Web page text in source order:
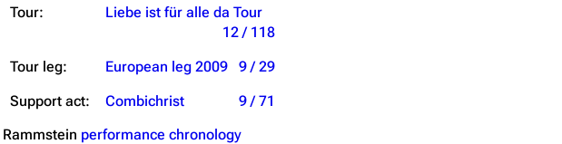
Tour:
Liebe ist für alle da Tour
12 / 118
Tour leg:
European leg 2009
9 / 29
Support act:
Combichrist
9 / 71
Rammstein performance chronology